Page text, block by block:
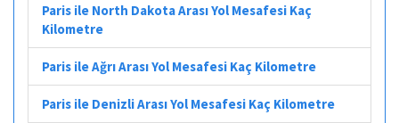
Paris ile North Dakota Arası Yol Mesafesi Kaç
Kilometre
Paris ile Ağrı Arası Yol Mesafesi Kaç Kilometre
Paris ile Denizli Arası Yol Mesafesi Kaç Kilometre